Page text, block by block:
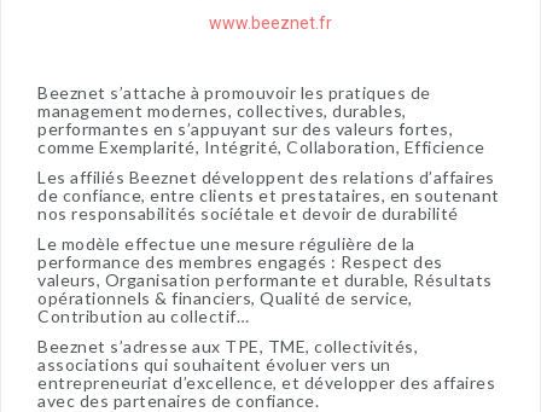
www.beeznet.fr
Beeznet s’attache à promouvoir les pratiques de
management modernes, collectives, durables,
performantes en s’appuyant sur des valeurs fortes,
comme Exemplarité, Intégrité, Collaboration, Efficience
Les affiliés Beeznet développent des relations d’affaires
de confiance, entre clients et prestataires, en soutenant
nos responsabilités sociétale et devoir de durabilité
Le modèle effectue une mesure régulière de la
performance des membres engagés : Respect des
valeurs, Organisation performante et durable, Résultats
opérationnels & financiers, Qualité de service,
Contribution au collectif…
Beeznet s’adresse aux TPE, TME, collectivités,
associations qui souhaitent évoluer vers un
entrepreneuriat d’excellence, et développer des affaires
avec des partenaires de confiance.